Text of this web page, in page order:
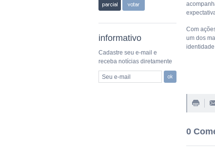
informativo
Cadastre seu e-mail e
receba notícias diretamente
Seu e-mail
Com
um dos
0